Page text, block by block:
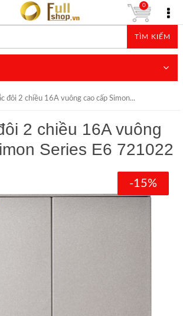
TÌM KIẾM
0
đôi 2 chiều 16A vuông cao cấp Simon...
2 chiều 16A vuông
Series E6 721022
-15%